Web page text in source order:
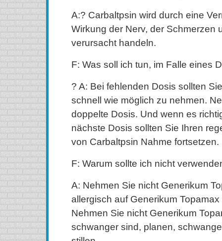
A:? Carbaltpsin wird durch eine
Wirkung der Nerv, der Schmerzen
verursacht handeln.
F: Was soll ich tun, im Falle eines
? A: Bei fehlenden Dosis sollten
schnell wie möglich zu nehmen.
doppelte Dosis. Und wenn es
nächste Dosis sollten Sie Ihren
von Carbaltpsin Nahme fortsetzen.
F: Warum sollte ich nicht
A: Nehmen Sie nicht Generikum
allergisch auf Generikum
Nehmen Sie nicht Generikum
schwanger sind, planen,